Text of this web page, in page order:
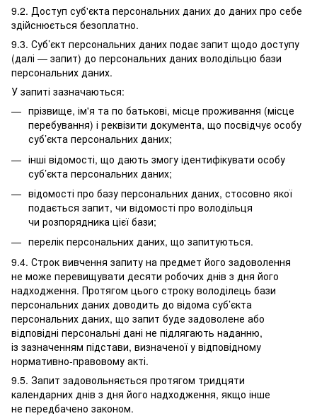
9.2. Доступ суб'єкта персональних даних до даних про себе
здійснюється безоплатно.
9.3. Суб’єкт персональних даних подає запит щодо доступу
(далі — запит) до персональних даних володільцю бази
персональних даних.
У запиті зазначаються:
прізвище, ім'я та по батькові, місце проживання (місце
перебування) і реквізити документа, що посвідчує особу
суб’єкта персональних даних;
інші відомості, що дають змогу ідентифікувати особу
суб’єкта персональних даних;
відомості про базу персональних даних, стосовно якої
подається запит, чи відомості про володільця
чи розпорядника цієї бази;
перелік персональних даних, що запитуються.
9.4. Строк вивчення запиту на предмет його задоволення
не може перевищувати десяти робочих днів з дня його
надходження. Протягом цього строку володілець бази
персональних даних доводить до відома суб’єкта
персональних даних, що запит буде задоволене або
відповідні персональні дані не підлягають наданню,
із зазначенням підстави, визначеної у відповідному
нормативно-правовому акті.
9.5. Запит задовольняється протягом тридцяти
календарних днів з дня його надходження, якщо інше
не передбачено законом.